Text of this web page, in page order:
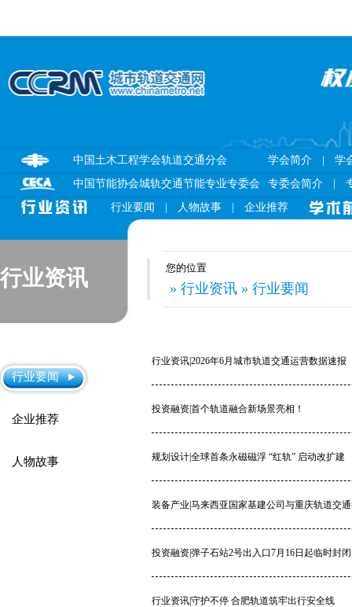
行业要闻 人物故事 企业推荐
中国节能协会城轨交通节能专业专委会 专委会简介
中国土木工程学会轨道交通分会 学会简介 学
行业资讯 您的位置
» 行业资讯 » 行业要闻
行业要闻
企业推荐
人物故事
行业资讯|2026年6月城市轨道交通运营数据速报
投资融资|首个轨道融合新场景亮相！
规划设计|全球首条永磁磁浮 “红轨” 启动改扩建
装备产业|马来西亚国家基建公司与重庆轨道交
投资融资|弹子石站2号出入口7月16日起临时封闭
行业资讯|守护不停 合肥轨道筑牢出行安全线